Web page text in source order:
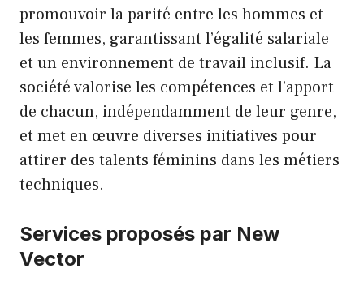
promouvoir la parité entre les hommes et
les femmes, garantissant l’égalité salariale
et un environnement de travail inclusif. La
société valorise les compétences et l’apport
de chacun, indépendamment de leur genre,
et met en œuvre diverses initiatives pour
attirer des talents féminins dans les métiers
techniques.
Services proposés par New
Vector